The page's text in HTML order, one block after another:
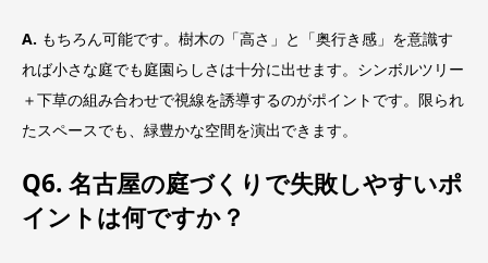
A. もちろん可能です。樹木の「高さ」と「奥行き感」を意識す
れば小さな庭でも庭園らしさは十分に出せます。シンボルツリー
＋下草の組み合わせで視線を誘導するのがポイントです。限られ
たスペースでも、緑豊かな空間を演出できます。
Q6. 名古屋の庭づくりで失敗しやすいポ
イントは何ですか？